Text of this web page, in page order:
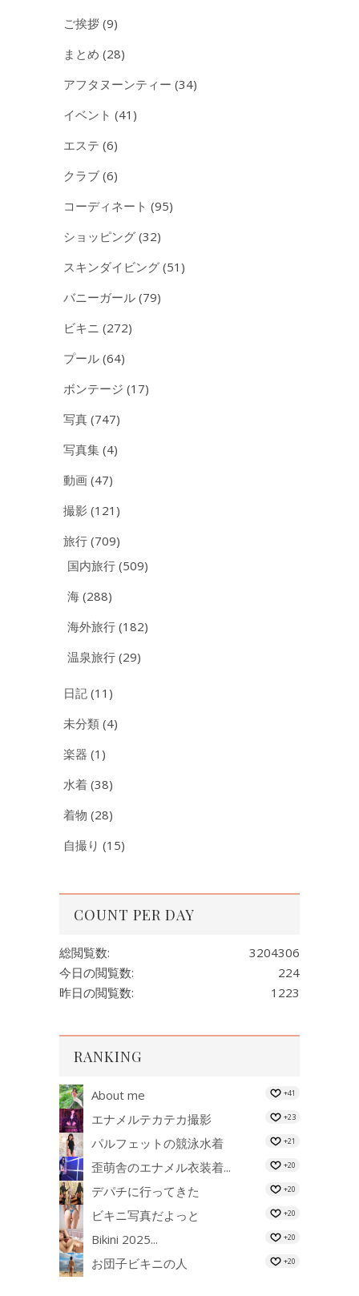
ご挨拶 (9)
まとめ (28)
アフタヌーンティー (34)
イベント (41)
エステ (6)
クラブ (6)
コーディネート (95)
ショッピング (32)
スキンダイビング (51)
バニーガール (79)
ビキニ (272)
プール (64)
ボンテージ (17)
写真 (747)
写真集 (4)
動画 (47)
撮影 (121)
旅行 (709)
国内旅行 (509)
海 (288)
海外旅行 (182)
温泉旅行 (29)
日記 (11)
未分類 (4)
楽器 (1)
水着 (38)
着物 (28)
自撮り (15)
COUNT PER DAY
3204306
総閲覧数:
224
今日の閲覧数:
1223
昨日の閲覧数:
RANKING
About me +41
エナメルテカテカ撮影 +23
パルフェットの競泳水着 +21
歪萌舎のエナメル衣装着... +20
デパチに行ってきた +20
ビキニ写真だよっと +20
Bikini 2025... +20
お団子ビキニの人 +20